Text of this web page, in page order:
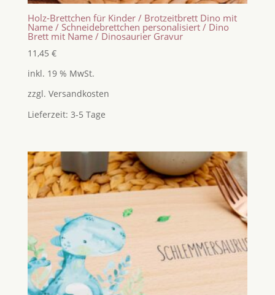
Holz-Brettchen für Kinder / Brotzeitbrett Dino mit
Name / Schneidebrettchen personalisiert / Dino
Brett mit Name / Dinosaurier Gravur
11,45 €
inkl. 19 % MwSt.
zzgl. Versandkosten
Lieferzeit: 3-5 Tage